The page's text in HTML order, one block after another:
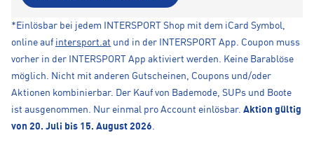
*Einlösbar bei jedem INTERSPORT Shop mit dem iCard Symbol,
online auf intersport.at und in der INTERSPORT App. Coupon muss
vorher in der INTERSPORT App aktiviert werden. Keine Barablöse
möglich. Nicht mit anderen Gutscheinen, Coupons und/oder
Aktionen kombinierbar. Der Kauf von Bademode, SUPs und Boote
ist ausgenommen. Nur einmal pro Account einlösbar. Aktion gültig
von 20. Juli bis 15. August 2026.